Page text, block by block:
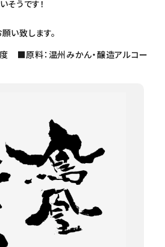
そうです！
い致します。
■原料：温州みかん・醸造アルコー